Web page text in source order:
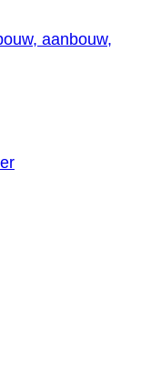
aanbouw,